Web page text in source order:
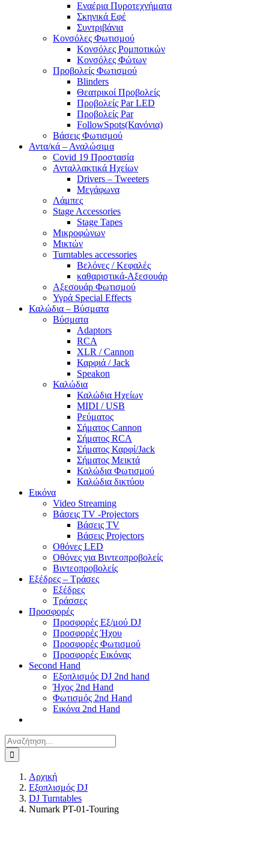
Εναέρια Πυροτεχνήματα
Σκηνικά Εφέ
Συντριβάνια
Κονσόλες Φωτισμού
Κονσόλες Ρομποτικών
Κονσόλες Φώτων
Προβολείς Φωτισμού
Blinders
Θεατρικοί Προβολείς
Προβολείς Par LED
Προβολείς Par
FollowSpots(Κανόνια)
Βάσεις Φωτισμού
Αντα/κά – Αναλώσιμα
Covid 19 Προστασία
Ανταλλακτικά Ηχείων
Drivers – Tweeters
Μεγάφωνα
Λάμπες
Stage Accessories
Stage Tapes
Μικροφώνων
Μικτών
Turntables accessories
Βελόνες / Κεφαλές
καθαριστικά-Αξεσουάρ
Αξεσουάρ Φωτισμού
Υγρά Special Effects
Καλώδια – Βύσματα
Βύσματα
Adaptors
RCA
XLR / Cannon
Καρφιά / Jack
Speakon
Καλώδια
Καλώδια Ηχείων
MIDI / USB
Ρεύματος
Σήματος Cannon
Σήματος RCA
Σήματος Καρφί/Jack
Σήματος Μεικτά
Καλώδια Φωτισμού
Καλώδια δικτύου
Εικόνα
Video Streaming
Βάσεις TV -Projectors
Βάσεις TV
Βάσεις Projectors
Οθόνες LED
Οθόνες για Βιντεοπροβολείς
Βιντεοπροβολείς
Εξέδρες – Τράσες
Εξέδρες
Τράσσες
Προσφορές
Προσφορές Εξ/μού DJ
Προσφορές Ήχου
Προσφορές Φωτισμού
Προσφορές Εικόνας
Second Hand
Εξοπλισμός DJ 2nd hand
Ήχος 2nd Hand
Φωτισμός 2nd Hand
Εικόνα 2nd Hand
Αναζήτηση
για:
Αρχική
Εξοπλισμός DJ
DJ Turntables
Numark PT-01-Touring